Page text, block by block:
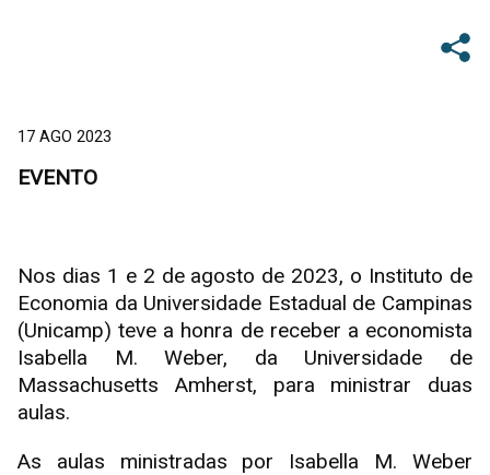
17 AGO 2023
EVENTO
Nos dias 1 e 2 de agosto de 2023, o Instituto de
Economia da Universidade Estadual de Campinas
(Unicamp) teve a honra de receber a economista
Isabella M. Weber, da Universidade de
Massachusetts Amherst, para ministrar duas
aulas.
As aulas ministradas por Isabella M. Weber